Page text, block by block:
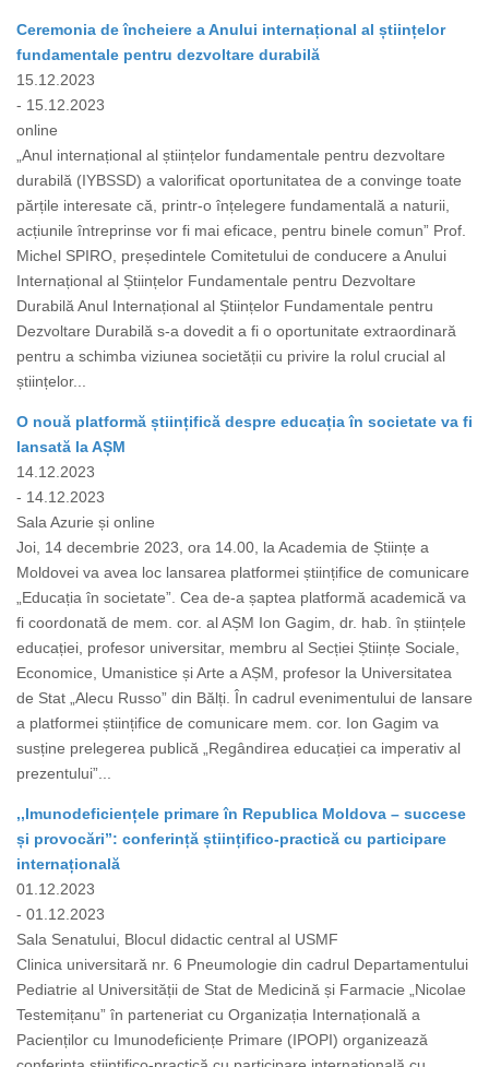
Ceremonia de încheiere a Anului internațional al științelor
fundamentale pentru dezvoltare durabilă
15.12.2023
- 15.12.2023
online
„Anul internațional al științelor fundamentale pentru dezvoltare
durabilă (IYBSSD) a valorificat oportunitatea de a convinge toate
părțile interesate că, printr-o înțelegere fundamentală a naturii,
acțiunile întreprinse vor fi mai eficace, pentru binele comun” Prof.
Michel SPIRO, președintele Comitetului de conducere a Anului
Internațional al Științelor Fundamentale pentru Dezvoltare
Durabilă Anul Internațional al Științelor Fundamentale pentru
Dezvoltare Durabilă s-a dovedit a fi o oportunitate extraordinară
pentru a schimba viziunea societății cu privire la rolul crucial al
științelor...
O nouă platformă științifică despre educația în societate va fi
lansată la AȘM
14.12.2023
- 14.12.2023
Sala Azurie și online
Joi, 14 decembrie 2023, ora 14.00, la Academia de Științe a
Moldovei va avea loc lansarea platformei științifice de comunicare
„Educația în societate”. Cea de-a șaptea platformă academică va
fi coordonată de mem. cor. al AȘM Ion Gagim, dr. hab. în științele
educației, profesor universitar, membru al Secției Științe Sociale,
Economice, Umanistice și Arte a AȘM, profesor la Universitatea
de Stat „Alecu Russo” din Bălți. În cadrul evenimentului de lansare
a platformei științifice de comunicare mem. cor. Ion Gagim va
susține prelegerea publică „Regândirea educației ca imperativ al
prezentului”...
,,Imunodeficiențele primare în Republica Moldova – succese
și provocări”: conferință științifico-practică cu participare
internațională
01.12.2023
- 01.12.2023
Sala Senatului, Blocul didactic central al USMF
Clinica universitară nr. 6 Pneumologie din cadrul Departamentului
Pediatrie al Universității de Stat de Medicină și Farmacie „Nicolae
Testemițanu” în parteneriat cu Organizația Internațională a
Pacienților cu Imunodeficiențe Primare (IPOPI) organizează